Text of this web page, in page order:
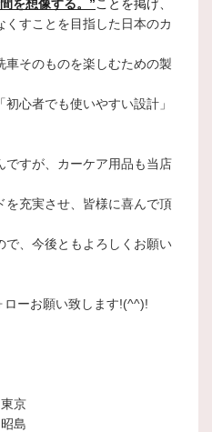
を想像する。”ことを掲げ、
すことを目指した日本のカ
そのものを楽しむための製
心者でも使いやすい設計」
ですが、カーケア用品も当店
を充実させ、皆様に喜んで頂
で、今後ともよろしくお願い
ローお願い致します!(^^)!
京
島